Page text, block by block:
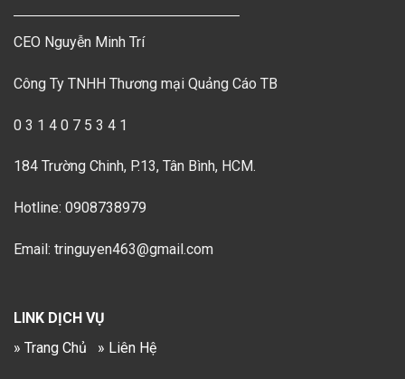
CEO Nguyễn Minh Trí
Công Ty TNHH Thương mại Quảng Cáo TB
0 3 1 4 0 7 5 3 4 1
184 Trường Chinh, P.13, Tân Bình, HCM.
Hotline: 0908738979
Email: tringuyen463@gmail.com
LINK DỊCH VỤ
» Trang Chủ
» Liên Hệ